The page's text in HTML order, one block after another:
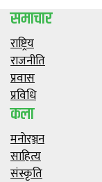
समाचार
राष्ट्रिय
राजनीति
प्रवास
प्रविधि
कला
मनाेरञ्जन
साहित्य
संस्कृति